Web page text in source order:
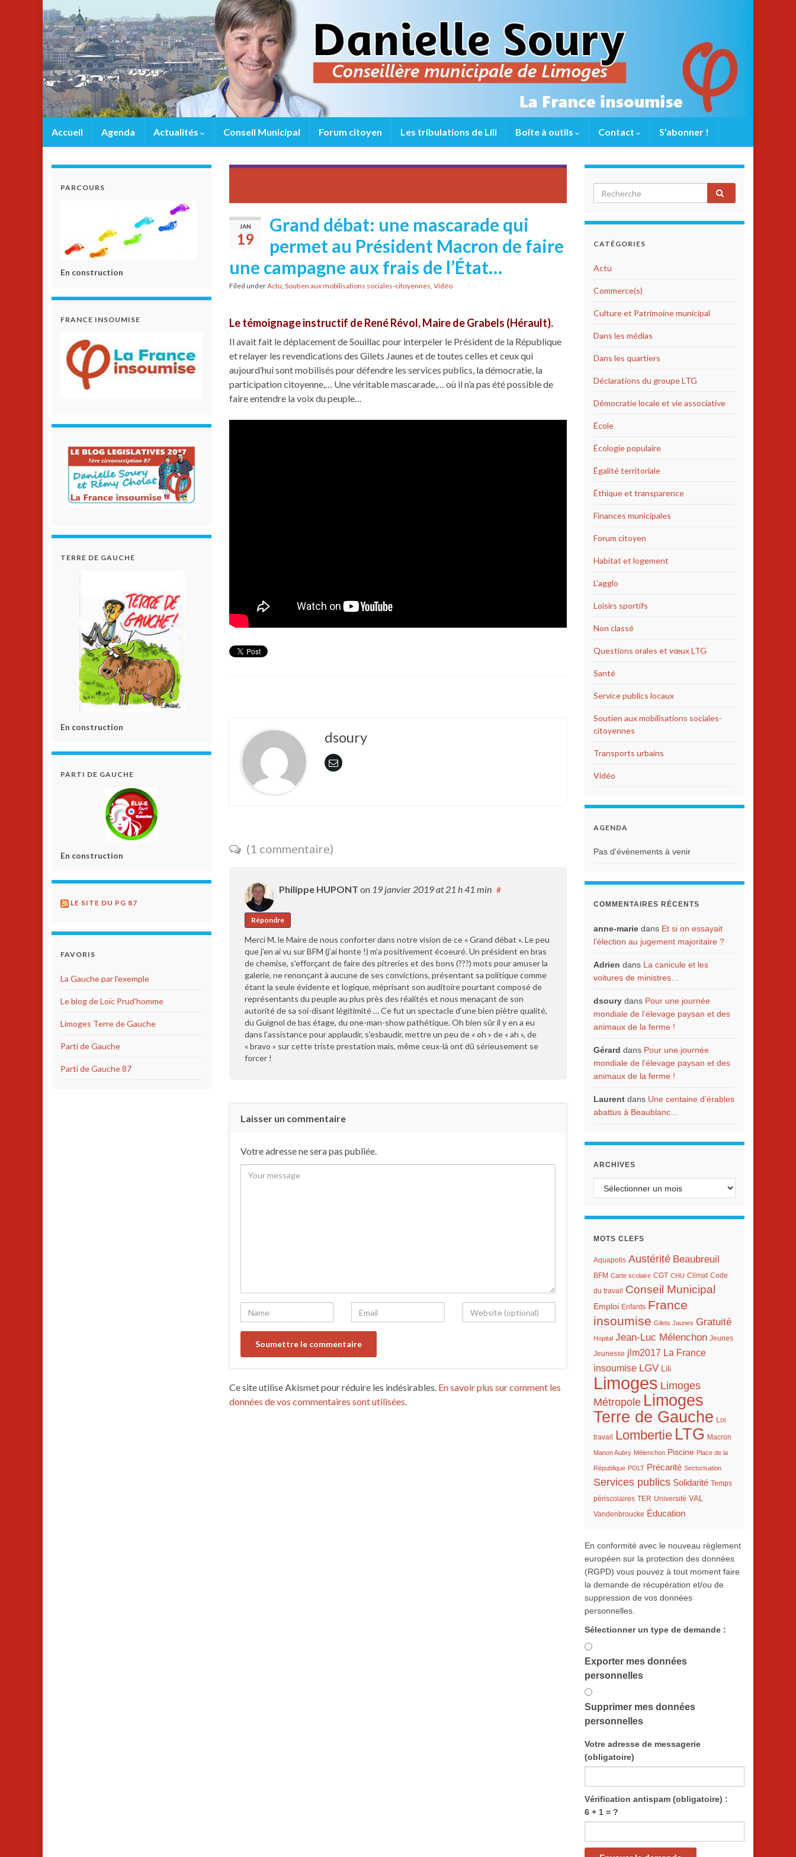
Accueil Agenda Actualités Conseil Municipal Forum citoyen Les tribulations de Lili Boîte à outils Contact S’abonner !
JAN
19
Grand débat: une mascarade qui
permet au Président Macron de faire
une campagne aux frais de l’État…
Filed underActu, Soutien aux mobilisations sociales-citoyennes, Vidéo
Le témoignage instructif de René Révol, Maire de Grabels (Hérault).
Il avait fait le déplacement de Souillac pour interpeler le Président de la République
et relayer les revendications des Gilets Jaunes et de toutes celles et ceux qui
aujourd’hui sont mobilisés pour défendre les services publics, la démocratie, la
participation citoyenne,… Une véritable mascarade,… où il n’a pas été possible de
faire entendre la voix du peuple…
dsoury
(1 commentaire)
Philippe HUPONT on 19 janvier 2019at 21 h 41 min #
Répondre
Merci M. le Maire de nous conforter dans notre vision de ce « Grand débat ». Le peu
que j’en ai vu sur BFM (j’ai honte !) m’a positivement écoeuré. Un président en bras
de chemise, s’efforçant de faire des pitreries et des bons (???) mots pour amuser la
galerie, ne renonçant à aucune de ses convictions, présentant sa politique comme
étant la seule évidente et logique, méprisant son auditoire pourtant composé de
représentants du peuple au plus près des réalités et nous menaçant de son
autorité de sa soi-disant légitimité … Ce fut un spectacle d’une bien piètre qualité,
du Guignol de bas étage, du one-man-show pathétique. Oh bien sûr il y en a eu
dans l’assistance pour applaudir, s’esbaudir, mettre un peu de « oh » de « ah », de
« bravo » sur cette triste prestation mais, même ceux-là ont dû sérieusement se
forcer !
Laisser un commentaire
Votre adresse ne sera pas publiée.
Ce site utilise Akismet pour réduire les indésirables. En savoir plus sur comment les
données de vos commentaires sont utilisées.
PARCOURS
En construction
FRANCE INSOUMISE
TERRE DE GAUCHE
En construction
PARTI DE GAUCHE
En construction
LE SITE DU PG 87
FAVORIS
La Gauche par l'exemple
Le blog de Loïc Prud'homme
Limoges Terre de Gauche
Parti de Gauche
Parti de Gauche 87
CATÉGORIES
Actu
Commerce(s)
Culture et Patrimoine municipal
Dans les médias
Dans les quartiers
Déclarations du groupe LTG
Démocratie locale et vie associative
École
Écologie populaire
Égalité territoriale
Éthique et transparence
Finances municipales
Forum citoyen
Habitat et logement
L'agglo
Loisirs sportifs
Non classé
Questions orales et vœux LTG
Santé
Service publics locaux
Soutien aux mobilisations sociales-
citoyennes
Transports urbains
Vidéo
AGENDA
Pas d'évènements à venir
COMMENTAIRES RÉCENTS
anne-marie dans Et si on essayait
l’élection au jugement majoritaire ?
Adrien dans La canicule et les
voitures de ministres…
dsoury dans Pour une journée
mondiale de l’élevage paysan et des
animaux de la ferme !
Gérard dans Pour une journée
mondiale de l’élevage paysan et des
animaux de la ferme !
Laurent dans Une centaine d’érables
abattus à Beaublanc…
ARCHIVES
Archives
MOTS CLEFS
Aquapolis Austérité Beaubreuil
BFM Carte scolaire CGT CHU Climat Code
du travail Conseil Municipal
Emploi Enfants France
insoumise Gilets Jaunes Gratuité
Hopital Jean-Luc Mélenchon Jeunes
Jeunesse jlm2017 La France
insoumise LGV Lili
Limoges Limoges
Métropole Limoges
Terre de Gauche
Loi
travail Lombertie LTG Macron
Manon Aubry Mélenchon Piscine Place de la
République POLT Précarité Sectorisation
Services publics Solidarité Temps
périscolaires TER Université VAL
Vandenbroucke Éducation
En conformité avec le nouveau règlement
européen sur la protection des données
(RGPD) vous pouvez à tout moment faire
la demande de récupération et/ou de
suppression de vos données
personnelles.
Sélectionner un type de demande :
Exporter mes données
personnelles
Supprimer mes données
personnelles
Votre adresse de messagerie
(obligatoire)
Vérification antispam (obligatoire) :
6 + 1 = ?